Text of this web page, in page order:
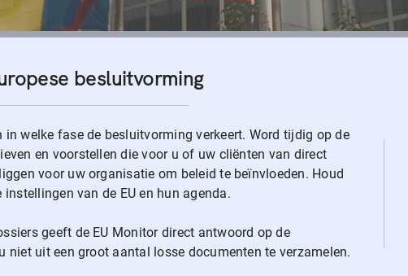
besluitvorming
in welke fase de besluitvorming verkeert. Word tijdig op de
en voorstellen die voor u of uw cliënten van direct
voor uw organisatie om beleid te beïnvloeden. Houd
van de EU en hun agenda.
geeft de EU Monitor direct antwoord op de
niet uit een groot aantal losse documenten te verzamelen.